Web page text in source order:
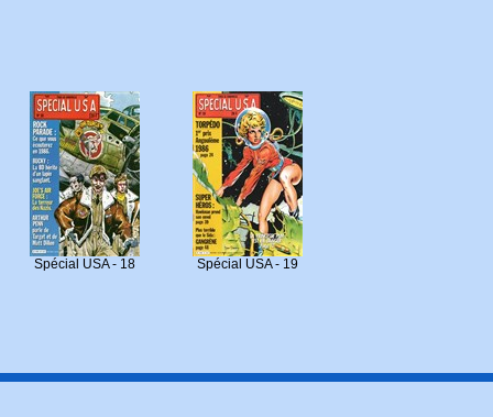
Spécial USA - 18 Spécial USA - 19